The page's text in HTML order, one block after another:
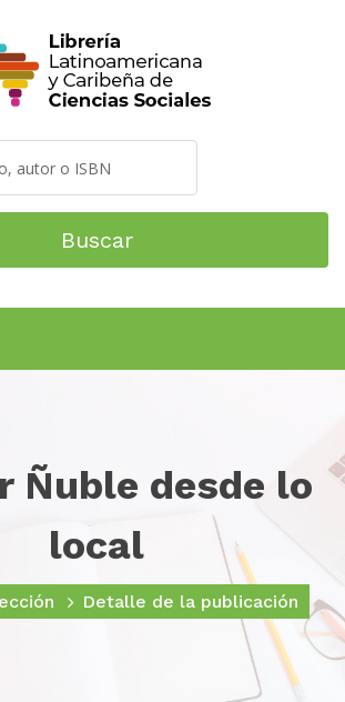
Buscar
Ñuble desde lo
local
Detalle de la publicación